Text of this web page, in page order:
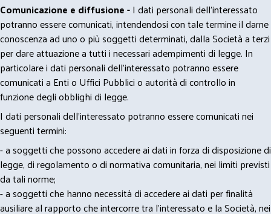
Comunicazione e diffusione -I dati personali dell’interessato
potranno essere comunicati, intendendosi con tale termine il darne
conoscenza ad uno o più soggetti determinati, dalla Società a terzi
per dare attuazione a tutti i necessari adempimenti di legge. In
particolare i dati personali dell’interessato potranno essere
comunicati a Enti o Uffici Pubblici o autorità di controllo in
funzione degli obblighi di legge.
I dati personali dell’interessato potranno essere comunicati nei
seguenti termini:
- a soggetti che possono accedere ai dati in forza di disposizione di
legge, di regolamento o di normativa comunitaria, nei limiti previsti
da tali norme;
- a soggetti che hanno necessità di accedere ai dati per finalità
ausiliare al rapporto che intercorre tra l’interessato e la Società, nei